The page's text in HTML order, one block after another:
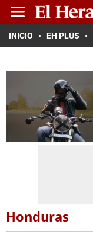
INICIO EH PLUS
Honduras